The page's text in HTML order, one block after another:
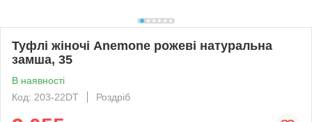
Туфлі жіночі Anemone рожеві натуральна
замша, 35
В наявності
Код: 203-22DT
Роздріб